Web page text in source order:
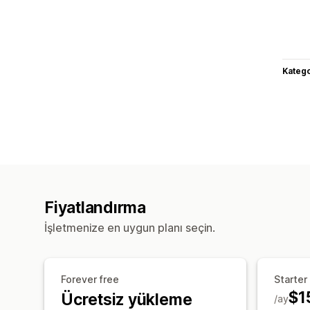
Fiyatlandırma
İşletmenize en uygun planı seçin.
Forever free
Ücretsiz yükleme
Starter
/ay